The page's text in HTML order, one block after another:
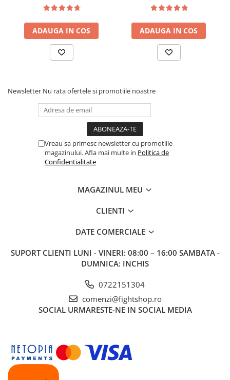
ADAUGA IN COS ADAUGA IN COS
Newsletter Nu rata ofertele si promotiile noastre
Vreau sa primesc newsletter cu promotiile
magazinului. Afla mai multe in Politica de
Confidentialitate
MAGAZINUL MEU
CLIENTI
DATE COMERCIALE
SUPORT CLIENTI LUNI - VINERI: 08:00 – 16:00 SAMBATA -
DUMNICA: INCHIS
0722151304
comenzi@fightshop.ro
SOCIAL URMARESTE-NE IN SOCIAL MEDIA